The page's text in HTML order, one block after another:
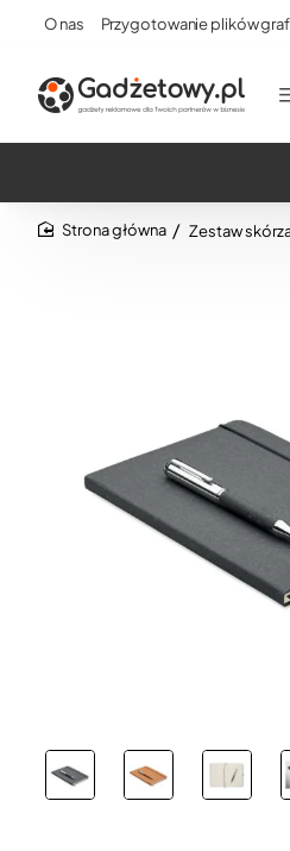
O nas Przygotowanie plików
Zestaw